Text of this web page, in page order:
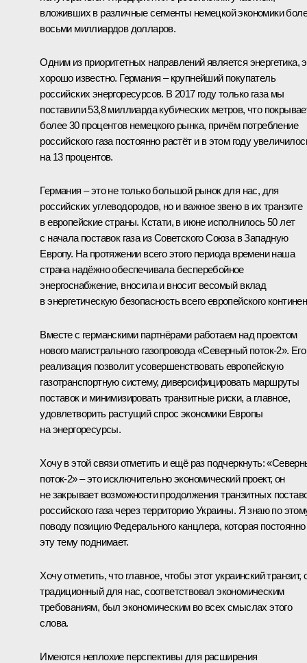
вложивших в различные сегменты немецкой экономики
восьми миллиардов долларов.
Одним из приоритетных направлений является энергетика,
хорошо известно. Германия – крупнейший покупатель
российских энергоресурсов. В 2017 году только газа мы
поставили 53,8 миллиарда кубических метров, что
более 30 процентов немецкого рынка, причём потребление
российского газа постоянно растёт и в этом году
на 13 процентов.
Германия – это не только большой рынок для нас, для
российских углеводородов, но и важное звено в их транзите
в европейские страны. Кстати, в июне исполнилось 50 лет
с начала поставок газа из Советского Союза в Западную
Европу. На протяжении всего этого периода времени наша
страна надёжно обеспечивала бесперебойное
энергоснабжение, вносила и вносит весомый вклад
в энергетическую безопасность всего европейского
Вместе с германскими партнёрами работаем над проектом
нового магистрального газопровода «Северный поток-2». Его
реализация позволит усовершенствовать европейскую
газотранспортную систему, диверсифицировать маршруты
поставок и минимизировать транзитные риски, а главное,
удовлетворить растущий спрос экономики Европы
на энергоресурсы.
Хочу в этой связи отметить и ещё раз подчеркнуть:
поток-2» – это исключительно экономический проект, он
не закрывает возможности продолжения транзитных
российского газа через территорию Украины. Я знаю по
поводу позицию Федерального канцлера, которая постоянно
эту тему поднимает.
Хочу отметить, что главное, чтобы этот украинский транзит,
традиционный для нас, соответствовал экономическим
требованиям, был экономическим во всех смыслах этого
слова.
Имеются неплохие перспективы для расширения